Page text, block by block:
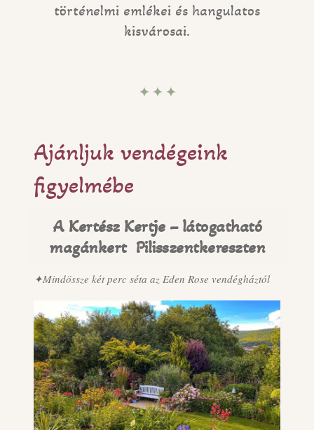
történelmi emlékei és hangulatos
kisvárosai.
✦ ✦ ✦
Ajánljuk vendégeink
figyelmébe
A Kertész Kertje – látogatható
magánkert Pilisszentkereszten
✦Mindössze két perc séta az Eden Rose vendégháztól